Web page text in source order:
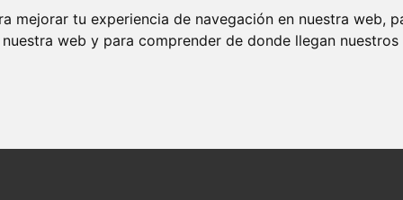
mejorar tu experiencia de navegación en nuestra web,
web y para comprender de donde llegan